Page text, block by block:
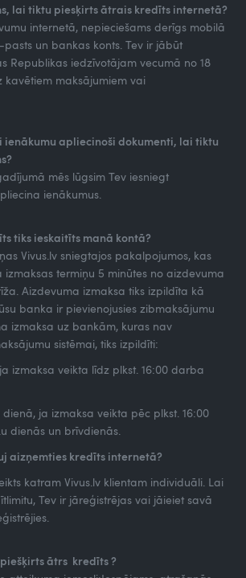
lai tiktu piesķirts ātrais kredīts internetā?
internetā, nepieciešams derīgs mobilā
un bankas konts. Tev ir jābūt
Republikas iedzīvotājam vecumā no 18
kavētiem maksājumiem vai
ienākumu apliecinoši dokumenti, lai tiktu
mēs lūgsim Tev iesniegt
ienākumus.
tiks ieskaitīts manā kontā?
Vivus.lv sniegtajos pakalpojumos, kas
termiņu 5 minūtes no aizdevuma
Aizdevuma izmaksa tiks izpildīta kā
banka ir pievienojusies zibmaksājumu
izmaksa uz bankām, kuras nav
sistēmai, tiks izpildīti:
izmaksa veikta līdz plkst. 16:00 darba
ja izmaksa veikta pēc plkst. 16:00
dienās un brīvdienās.
aizņemties kredīts internetā?
katram Vivus.lv klientam individuāli. Lai
Tev ir jāreģistrējas vai jāieiet savā
ātrs kredīts ?